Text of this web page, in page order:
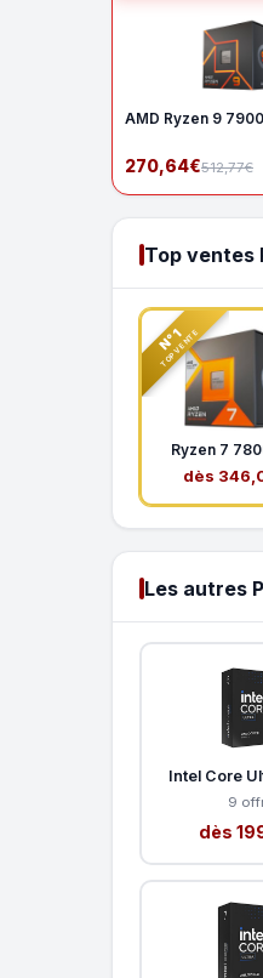
AMD Ryzen 9
270,64€512,77€
Top ventes
N°1
TOP VENTE
Ryzen 7
dès
Les autres
Intel Core
9
dès